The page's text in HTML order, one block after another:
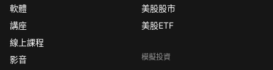
軟體
講座
線上課程
影音
美股股市
美股ETF
模擬投資